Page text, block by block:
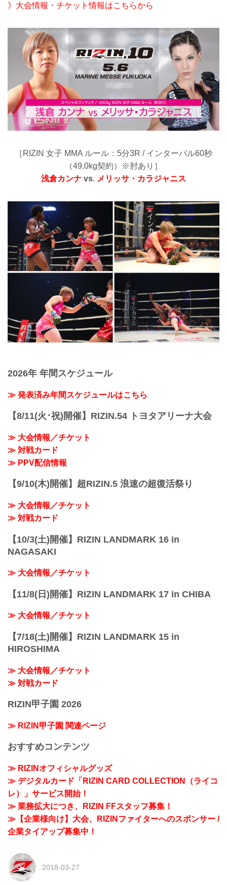
》大会情報・チケット情報はこちらから
［RIZIN 女子 MMA ルール：5分3R / インターバル60秒
（49.0kg契約）※肘あり］
浅倉カンナ vs. メリッサ・カラジャニス
2026年 年間スケジュール
≫ 発表済み年間スケジュールはこちら
【8/11(火･祝)開催】RIZIN.54 トヨタアリーナ大会
≫ 大会情報／チケット
≫ 対戦カード
≫ PPV配信情報
【9/10(木)開催】超RIZIN.5 浪速の超復活祭り
≫ 大会情報／チケット
≫ 対戦カード
【10/3(土)開催】RIZIN LANDMARK 16 in
NAGASAKI
≫ 大会情報／チケット
【11/8(日)開催】RIZIN LANDMARK 17 in CHIBA
≫ 大会情報／チケット
【7/18(土)開催】RIZIN LANDMARK 15 in
HIROSHIMA
≫ 大会情報／チケット
≫ 対戦カード
RIZIN甲子園 2026
≫ RIZIN甲子園 関連ページ
おすすめコンテンツ
≫ RIZINオフィシャルグッズ
≫ デジタルカード「RIZIN CARD COLLECTION（ライコ
レ）」サービス開始！
≫ 業務拡大につき、RIZIN FFスタッフ募集！
≫【企業様向け】大会、RIZINファイターへのスポンサー /
企業タイアップ募集中！
2018-03-27